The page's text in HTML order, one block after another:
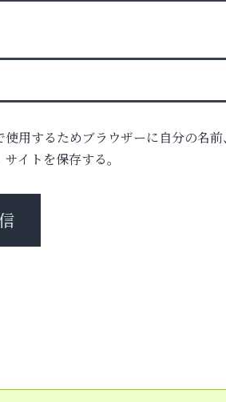
使用するためブラウザーに自分の名前
イトを保存する。